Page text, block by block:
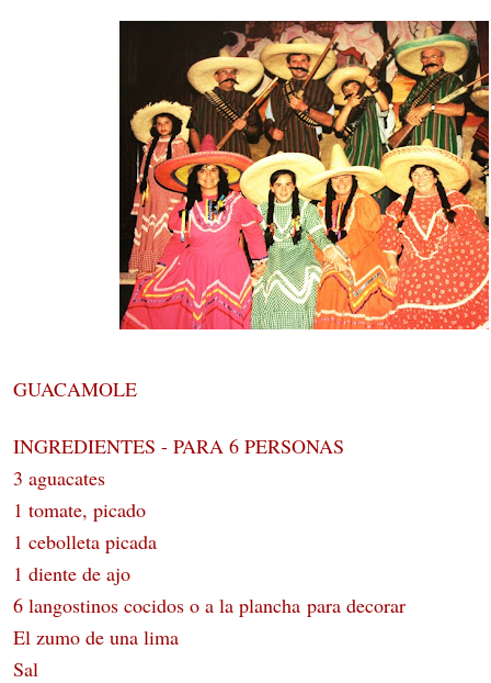
GUACAMOLE
INGREDIENTES - PARA 6 PERSONAS
3 aguacates
1 tomate, picado
1 cebolleta picada
1 diente de ajo
6 langostinos cocidos o a la plancha para decorar
El zumo de una lima
Sal